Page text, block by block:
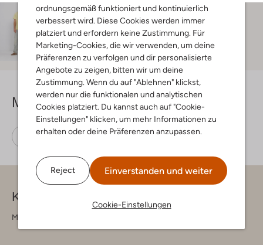
ordnungsgemäß funktioniert und kontinuierlich
verbessert wird. Diese Cookies werden immer
platziert und erfordern keine Zustimmung. Für
Marketing-Cookies, die wir verwenden, um deine
Präferenzen zu verfolgen und dir personalisierte
Angebote zu zeigen, bitten wir um deine
Zustimmung. Wenn du auf "Ablehnen" klickst,
werden nur die funktionalen und analytischen
Cookies platziert. Du kannst auch auf "Cookie-
Einstellungen" klicken, um mehr Informationen zu
erhalten oder deine Präferenzen anzupassen.
Reject Einverstanden und weiter
Cookie-Einstellungen
Über Bram
Bram ist 1 Meter 83 groß
Mehr Informationen zu Bram
Mehr sehen
T-Shirts Lacoste Baumwolle
Kontakt
Montag - Freitag 09:00 - 17:00 uur